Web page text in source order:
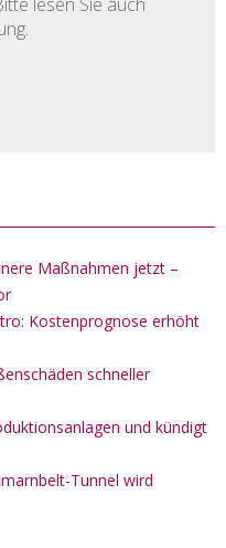
Maßnahmen jetzt –
Kostenprognose erhöht
schneller
und kündigt
Tunnel wird